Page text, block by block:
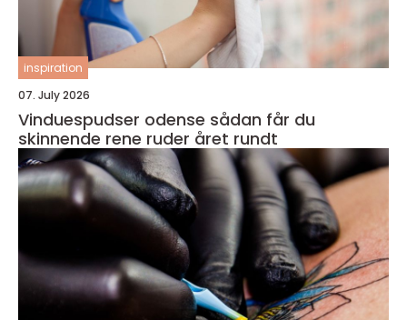
inspiration
07. July 2026
Vinduespudser odense sådan får du
skinnende rene ruder året rundt